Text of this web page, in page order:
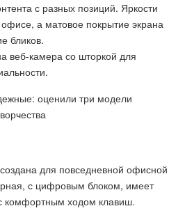
с разных позиций. Яркости
а матовое покрытие экрана
бликов.
веб-камера со шторкой для
для повседневной офисной
с цифровым блоком, имеет
комфортным ходом клавиш.